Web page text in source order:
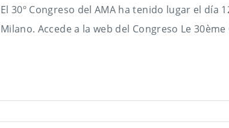
El 30º Congreso del AMA ha tenido lugar el
Milano. Accede a la web del Congreso Le 30ème